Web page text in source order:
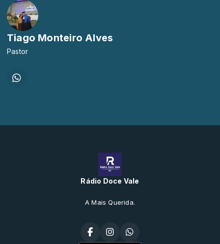
Tiago Monteiro Alves
Pastor
Rádio Doce Vale
A Mais Querida.